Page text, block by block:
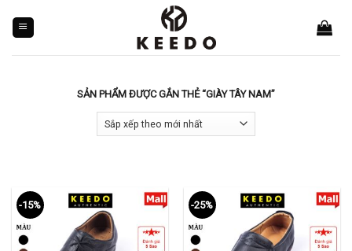
content
SẢN PHẨM ĐƯỢC GẮN THẺ “GIÀY TÂY NAM”
-15% -25%